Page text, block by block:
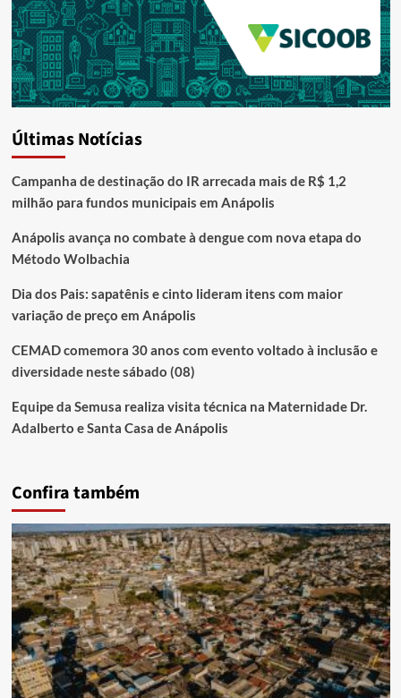
Últimas Notícias
Campanha de destinação do IR arrecada mais de R$ 1,2
milhão para fundos municipais em Anápolis
Anápolis avança no combate à dengue com nova etapa do
Método Wolbachia
Dia dos Pais: sapatênis e cinto lideram itens com maior
variação de preço em Anápolis
CEMAD comemora 30 anos com evento voltado à inclusão e
diversidade neste sábado (08)
Equipe da Semusa realiza visita técnica na Maternidade Dr.
Adalberto e Santa Casa de Anápolis
Confira também